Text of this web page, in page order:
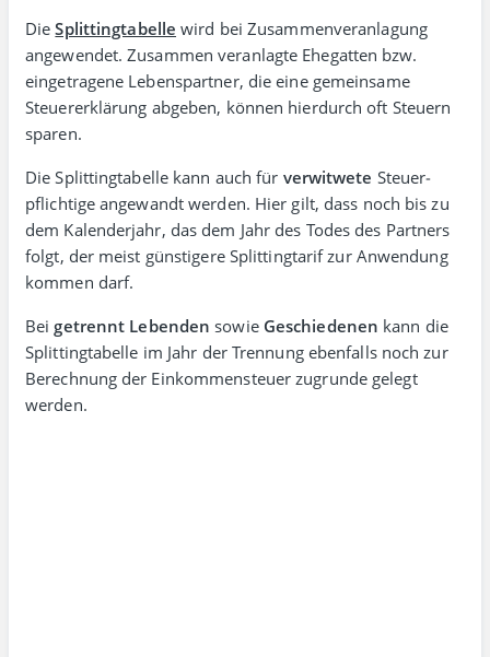
DieSplittingtabelle wird bei Zusammen­veranlagung
angewendet. Zusammen veran­lagte Ehe­gatten bzw.
einge­tra­gene Lebens­partner, die eine gemein­same
Steuer­erklärung abgeben, können hier­durch oft Steuern
sparen.
Die Splittingtabelle kann auch für verwitwete Steuer­
pflichtige angewandt werden. Hier gilt, dass noch bis zu
dem Kalender­jahr, das dem Jahr des Todes des Partners
folgt, der meist günstigere Splitting­tarif zur Anwendung
kommen darf.
Beigetrennt Lebenden sowie Geschiedenen kann die
Splitting­tabelle im Jahr der Trennung eben­falls noch zur
Berechnung der Einkommen­steuer zugrunde gelegt
werden.